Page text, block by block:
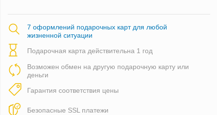
7 оформлений подарочных карт для любой
жизненной ситуации
Подарочная карта действительна 1 год
Возможен обмен на другую подарочную карту или
деньги
Гарантия соответствия цены
Безопасные SSL платежи